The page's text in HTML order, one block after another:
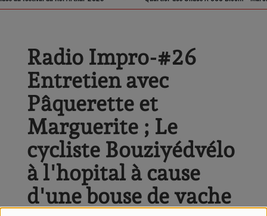
Radio Impro-#26
Entretien avec
Pâquerette et
Marguerite ; Le
cycliste Bouziyédvélo
à l'hopital à cause
d'une bouse de vache